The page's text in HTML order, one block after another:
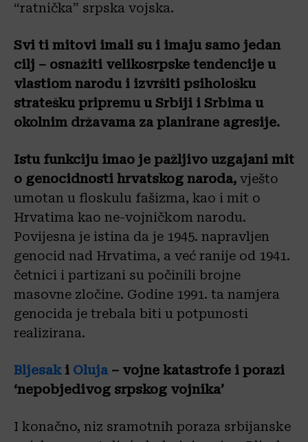
“ratnička” srpska vojska.
Svi ti mitovi imali su i imaju samo jedan
cilj – osnažiti velikosrpske tendencije u
vlastiom narodu i izvršiti psihološku
stratešku pripremu u Srbiji i Srbima u
okolnim državama za planirane agresije.
Istu funkciju imao je pažljivo uzgajani mit
o genocidnosti hrvatskog naroda, vješto
umotan u floskulu fašizma, kao i mit o
Hrvatima kao ne-vojničkom narodu.
Povijesna je istina da je 1945. napravljen
genocid nad Hrvatima, a već ranije od 1941.
četnici i partizani su počinili brojne
masovne zločine. Godine 1991. ta namjera
genocida je trebala biti u potpunosti
realizirana.
Bljesaki Oluja – vojne katastrofe i porazi
‘nepobjedivog srpskog vojnika’
I konačno, niz sramotnih poraza srbijanske